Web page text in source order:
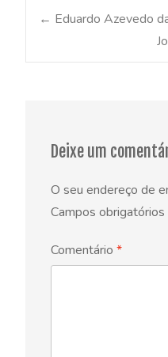
Post
← Eduardo Azevedo
Deixe um
O seu endereço de
Campos obrigatórios
Comentário *